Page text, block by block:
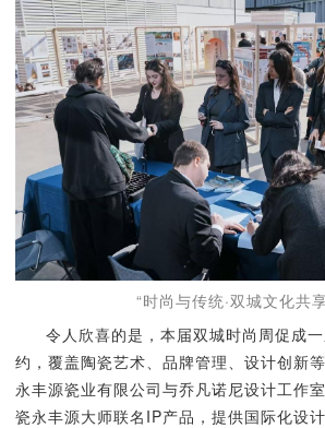
“时尚与传统·双城文化共
令人欣喜的是，本届双城时尚周促成
约，覆盖陶瓷艺术、品牌管理、设计创
永丰源瓷业有限公司与乔凡诺尼设计工作
瓷永丰源大师联名IP产品，提供国际化设